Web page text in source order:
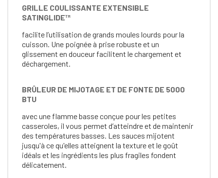
GRILLE COULISSANTE EXTENSIBLE
SATINGLIDE™
facilite l’utilisation de grands moules lourds pour la
cuisson. Une poignée à prise robuste et un
glissement en douceur facilitent le chargement et
déchargement.
BRÛLEUR DE MIJOTAGE ET DE FONTE DE 5000
BTU
avec une flamme basse conçue pour les petites
casseroles, il vous permet d’atteindre et de maintenir
des températures basses. Les sauces mijotent
jusqu'à ce qu'elles atteignent la texture et le goût
idéals et les ingrédients les plus fragiles fondent
délicatement.